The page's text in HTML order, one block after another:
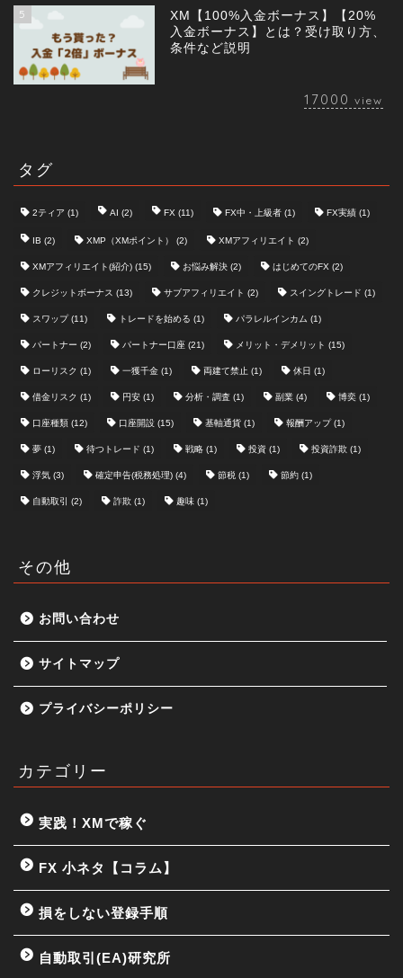
5
XM【100%入金ボーナス】【20%
入金ボーナス】とは？受け取り方、
条件など説明
17000 view
タグ
2ティア (1) AI (2) FX (11) FX中・上級者 (1) FX実績 (1)
IB (2) XMP（XMポイント） (2) XMアフィリエイト (2)
XMアフィリエイト(紹介) (15) お悩み解決 (2) はじめてのFX (2)
クレジットボーナス (13) サブアフィリエイト (2) スイングトレード (1)
スワップ(11) トレードを始める (1) パラレルインカム (1)
パートナー (2) パートナー口座 (21) メリット・デメリット (15)
ローリスク (1) 一獲千金 (1) 両建て禁止 (1) 休日 (1)
借金リスク (1) 円安 (1) 分析・調査 (1) 副業 (4) 博奕 (1)
口座種類 (12) 口座開設 (15) 基軸通貨 (1) 報酬アップ(1)
夢 (1) 待つトレード (1) 戦略 (1) 投資 (1) 投資詐欺 (1)
浮気 (3) 確定申告(税務処理) (4) 節税 (1) 節約 (1)
自動取引 (2) 詐欺 (1) 趣味 (1)
その他
お問い合わせ
サイトマップ
プライバシーポリシー
カテゴリー
実践！XMで稼ぐ
FX 小ネタ【コラム】
損をしない登録手順
自動取引(EA)研究所